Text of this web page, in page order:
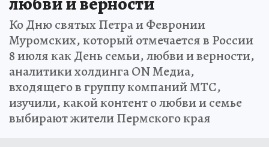
Ко Дню святых Петра и Февронии
Муромских, который отмечается в России
8 июля как День семьи, любви и верности,
аналитики холдинга ON Медиа,
входящего в группу компаний МТС,
изучили, какой контент о любви и семье
выбирают жители Пермского края